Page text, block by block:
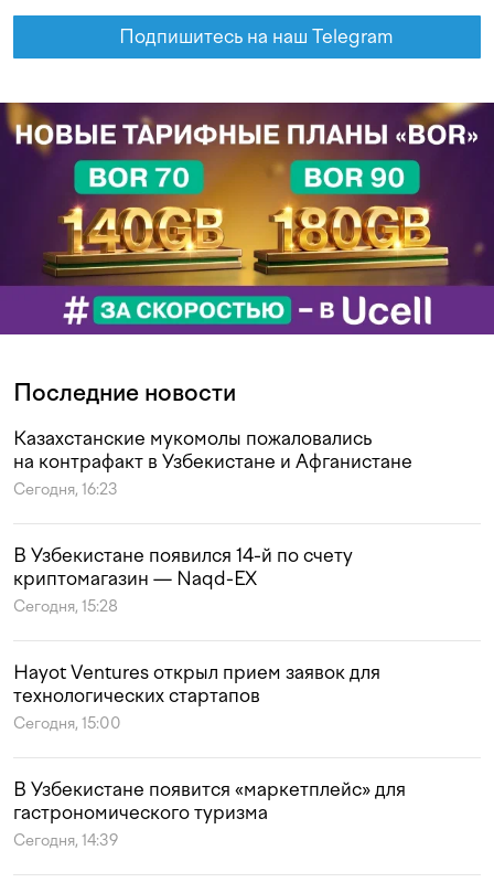
Подпишитесь на наш Telegram
Последние новости
Казахстанские мукомолы пожаловались
на контрафакт в Узбекистане и Афганистане
Сегодня, 16:23
В Узбекистане появился 14-й по счету
криптомагазин — Naqd-EX
Сегодня, 15:28
Hayot Ventures открыл прием заявок для
технологических стартапов
Сегодня, 15:00
В Узбекистане появится «маркетплейс» для
гастрономического туризма
Сегодня, 14:39